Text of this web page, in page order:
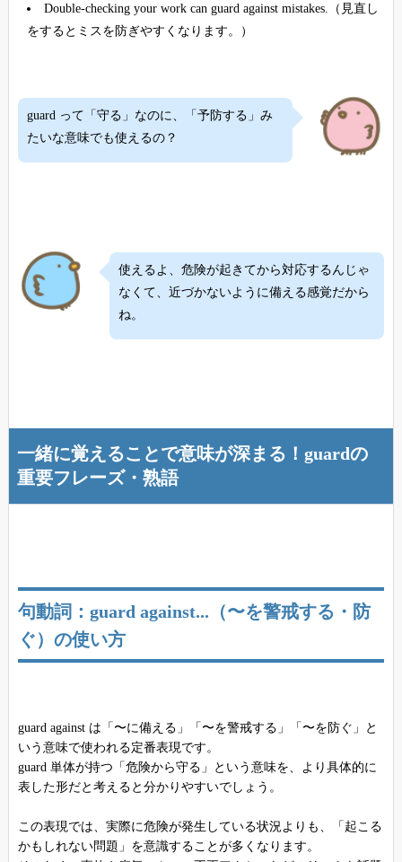
Double-checking your work can guard against mistakes.（見直し
をするとミスを防ぎやすくなります。）
guard って「守る」なのに、「予防する」み
たいな意味でも使えるの？
使えるよ、危険が起きてから対応するんじゃ
なくて、近づかないように備える感覚だから
ね。
一緒に覚えることで意味が深まる！guardの
重要フレーズ・熟語
句動詞：guard against...（〜を警戒する・防
ぐ）の使い方
guard against は「〜に備える」「〜を警戒する」「〜を防ぐ」と
いう意味で使われる定番表現です。
guard 単体が持つ「危険から守る」という意味を、より具体的に
表した形だと考えると分かりやすいでしょう。
この表現では、実際に危険が発生している状況よりも、「起こる
かもしれない問題」を意識することが多くなります。